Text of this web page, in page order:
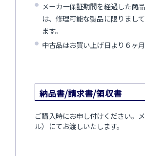
メーカー保証期間を経過した商
は、修理可能な製品に限りまし
ます。
中古品はお買い上げ日より６ヶ
納品書/請求書/領収書
ご購入時にお申し付けください。
ル）にてお渡しいたします。